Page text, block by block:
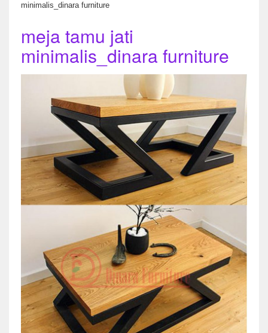
minimalis_dinara furniture
meja tamu jati
minimalis_dinara furniture